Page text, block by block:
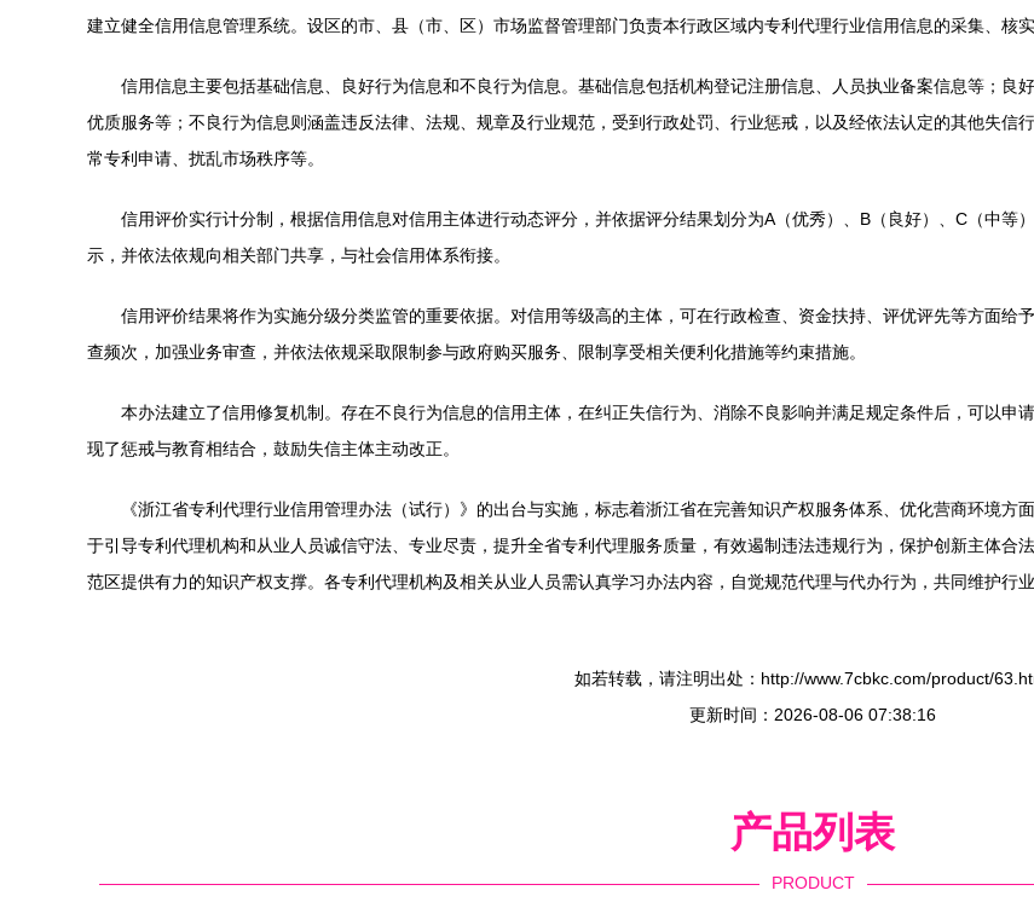
建立健全信用信息管理系统。设区的市、县（市、区）市场监督管理部门负责本行政区域内专利代理行业信用信息的采集、核
信用信息主要包括基础信息、良好行为信息和不良行为信息。基础信息包括机构登记注册信息、人员执业备案信息等；良
优质服务等；不良行为信息则涵盖违反法律、法规、规章及行业规范，受到行政处罚、行业惩戒，以及经依法认定的其他失信
常专利申请、扰乱市场秩序等。
信用评价实行计分制，根据信用信息对信用主体进行动态评分，并依据评分结果划分为A（优秀）、B（良好）、C（中等
示，并依法依规向相关部门共享，与社会信用体系衔接。
信用评价结果将作为实施分级分类监管的重要依据。对信用等级高的主体，可在行政检查、资金扶持、评优评先等方面给
查频次，加强业务审查，并依法依规采取限制参与政府购买服务、限制享受相关便利化措施等约束措施。
本办法建立了信用修复机制。存在不良行为信息的信用主体，在纠正失信行为、消除不良影响并满足规定条件后，可以申
现了惩戒与教育相结合，鼓励失信主体主动改正。
《浙江省专利代理行业信用管理办法（试行）》的出台与实施，标志着浙江省在完善知识产权服务体系、优化营商环境
于引导专利代理机构和从业人员诚信守法、专业尽责，提升全省专利代理服务质量，有效遏制违法违规行为，保护创新主体合
范区提供有力的知识产权支撑。各专利代理机构及相关从业人员需认真学习办法内容，自觉规范代理与代办行为，共同维护行业
如若转载，请注明出处：http://www.7cbkc.com/product/
更新时间：2026-08-06 07:38:16
产品列表
PRODUCT